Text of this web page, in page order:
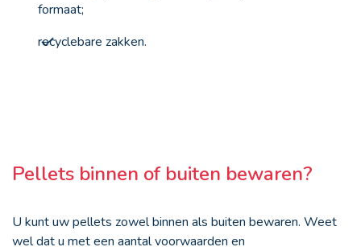
formaat;
recyclebare zakken.
Pellets binnen of buiten bewaren?
U kunt uw pellets zowel binnen als buiten bewaren. Weet
wel dat u met een aantal voorwaarden en